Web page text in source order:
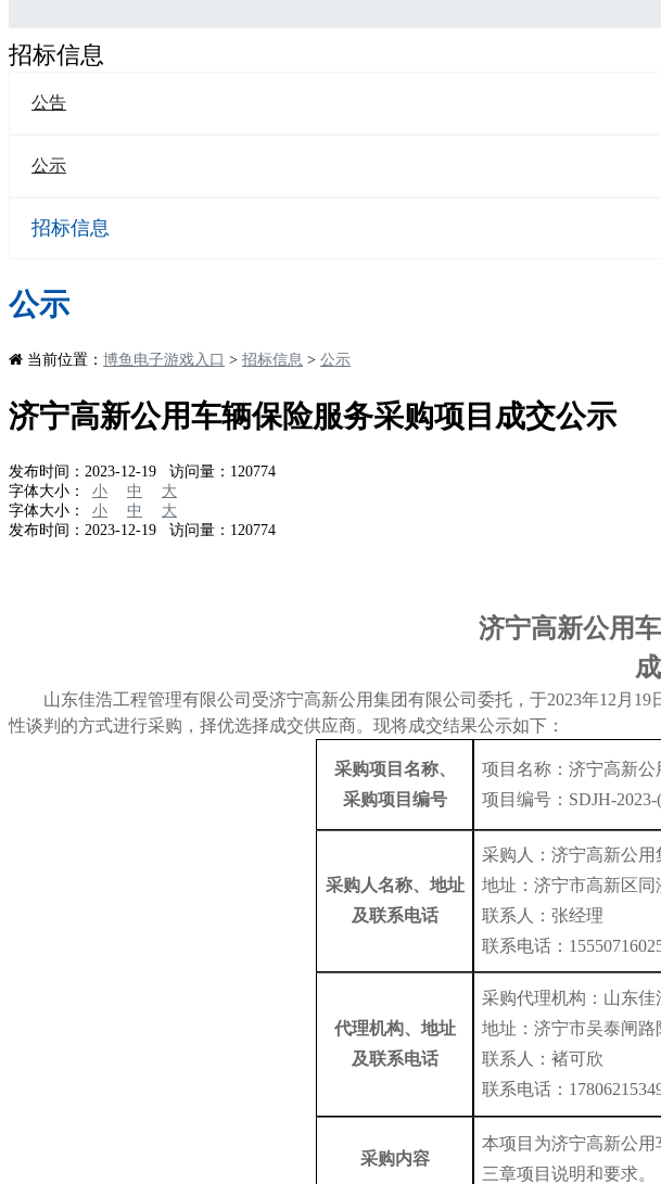
招标信息
公告
公示
招标信息
公示
当前位置： 博鱼电子游戏入口 > 招标信息 > 公示
济宁高新公用车辆保险服务采购项目成交公示
发布时间：2023-12-19 访问量：120774
字体大小：
小 中
大
字体大小：
小 中
大
发布时间：2023-12-19 访问量：120774
济宁高新公用
山东佳浩工程管理有限公司 受济宁高新公用集团有限公司 委托，于2023年12 月 19
性谈判 的方式进行采购，择优选择成交供应商。现将成交结果公示如下：
采购项目名称、
采购项目编号
项目名称：济宁高新公
项目编号：SDJH-2023-
采购人名称、地址
及联系电话
采购人：济宁高新公用
地址：济宁市高新区同
联系人：张经理
联系电话：
代理机构、地址
及联系电话
采购代理机构： 山东佳
地址： 济宁市吴泰闸路
联系人： 褚可欣
联系电话：
采购内容
本项目为济宁高新公
三章项目说明和要求。